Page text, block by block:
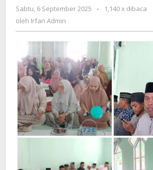
Bone
Pesan
Moral
dan
Kewajiban
Pajak
Jadi
Sorotan
Sabtu, 6 September 2025
oleh
-
1,140 x dibaca
oleh Irfan Admin